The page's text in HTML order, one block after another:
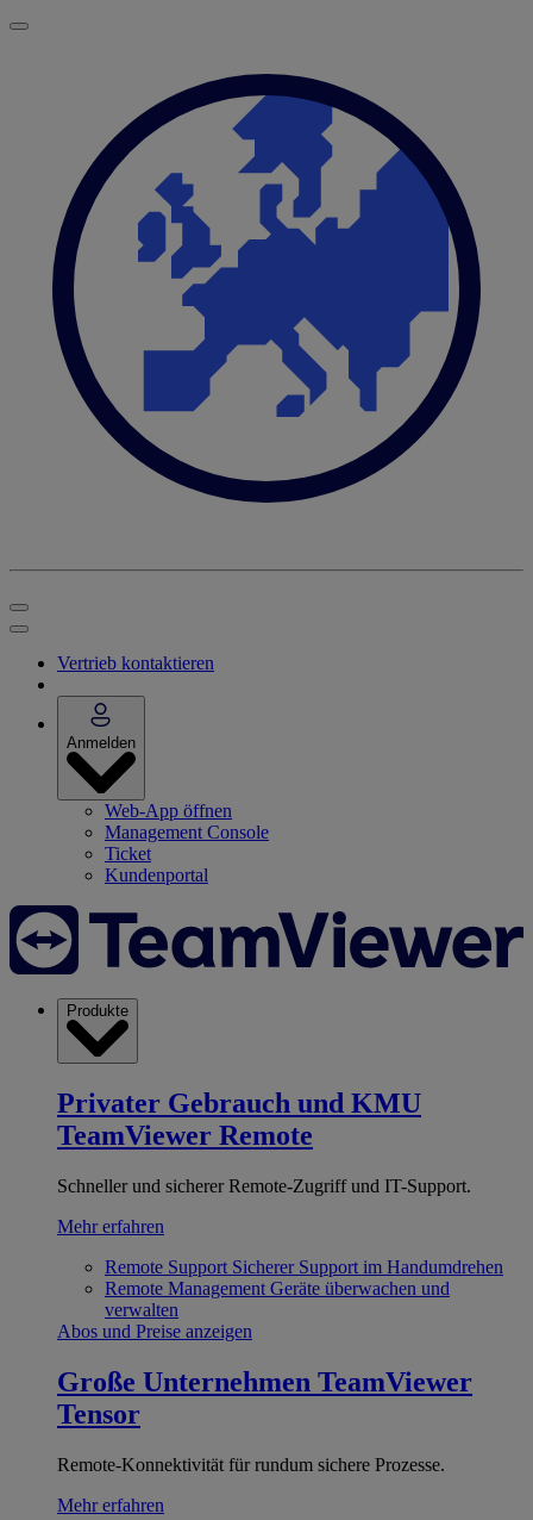
Vertrieb kontaktieren
Anmelden
Web-App öffnen
Management Console
Ticket
Kundenportal
Produkte
Privater Gebrauch und KMU
TeamViewer Remote
Schneller und sicherer Remote-Zugriff und IT-Support.
Mehr erfahren
Remote Support Sicherer Support im Handumdrehen
Remote Management Geräte überwachen und
verwalten
Abos und Preise anzeigen
Große Unternehmen TeamViewer
Tensor
Remote-Konnektivität für rundum sichere Prozesse.
Mehr erfahren